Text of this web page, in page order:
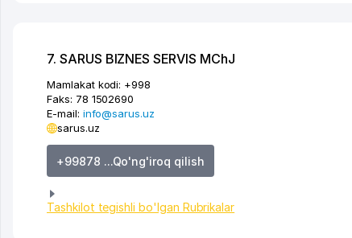
7. SARUS BIZNES SERVIS MChJ
Mamlakat kodi: +998
Faks: 78 1502690
E-mail: info@sarus.uz
sarus.uz
+99878 ...Qo'ng'iroq qilish
Tashkilot tegishli bo'lgan Rubrikalar